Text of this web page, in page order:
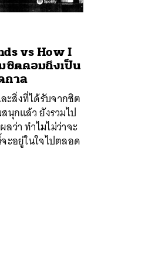
vs How I
ซิตคอมถึงเป็น
กาล
ะสิ่งที่ได้รับจากซิต
นุกแล้ว ยังรวมไป
ว่า ทำไมไม่ว่าจะ
ะอยู่ในใจไปตลอด